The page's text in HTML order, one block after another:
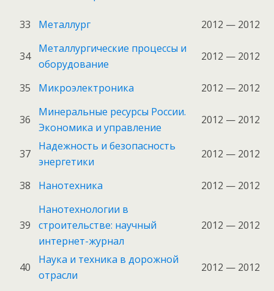
33 Металлург 2012 — 2012
34
Металлургические процессы и
оборудование
2012 — 2012
35 Микроэлектроника 2012 — 2012
36
Минеральные ресурсы России.
Экономика и управление
2012 — 2012
37
Надежность и безопасность
энергетики
2012 — 2012
38 Нанотехника 2012 — 2012
39
Нанотехнологии в
строительстве: научный
интернет-журнал
2012 — 2012
40
Наука и техника в дорожной
отрасли
2012 — 2012